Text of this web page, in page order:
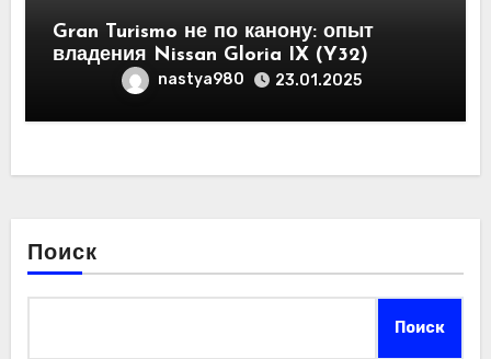
Gran Turismo не по канону: опыт
владения Nissan Gloria IX (Y32)
nastya980 23.01.2025
Поиск
Поиск